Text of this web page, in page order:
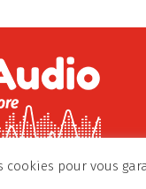
cookies pour vous